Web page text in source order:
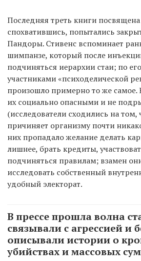
Последняя треть книги посвящена
спохватившись, попытались
Пандоры. Стивенс вспоминает
шимпанзе, который после
подчиняться иерархии стаи; по
участниками «психоделической
произошло примерно то же самое.
их социально опасными и не
(исследователи сходились на том,
причиняет организму почти
них пропадало желание делать
лишнее, брать кредиты,
подчиняться правилам; взамен
исследовать собственный
удобный электорат.
В прессе прошла волна
связывали с агрессией и
описывали истории о
убийствах и массовых